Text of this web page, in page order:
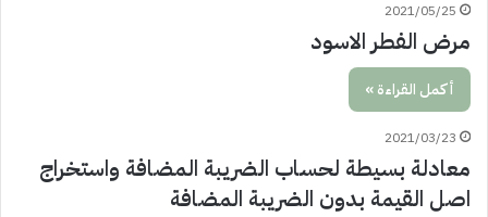
2021/05/25
مرض الفطر الاسود
أكمل القراءة »
2021/03/23
معادلة بسيطة لحساب الضريبة المضافة واستخراج
اصل القيمة بدون الضريبة المضافة